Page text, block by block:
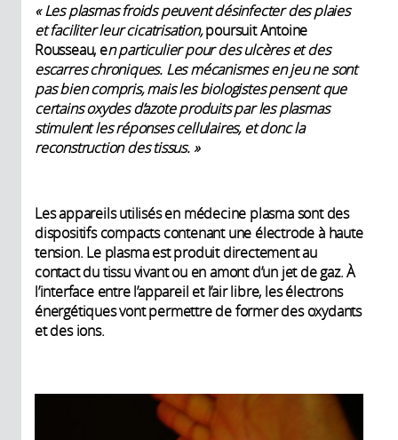
« Les plasmas froids peuvent désinfecter des plaies
et faciliter leur cicatrisation,poursuit Antoine
Rousseau, en particulier pour des ulcères et des
escarres chroniques. Les mécanismes en jeu ne sont
pas bien compris, mais les biologistes pensent que
certains oxydes d’azote produits par les plasmas
stimulent les réponses cellulaires, et donc la
reconstruction des tissus. »
Les appareils utilisés en médecine plasma sont des
dispositifs compacts contenant une électrode à haute
tension. Le plasma est produit directement au
contact du tissu vivant ou en amont d’un jet de gaz. À
l’interface entre l’appareil et l’air libre, les électrons
énergétiques vont permettre de former des oxydants
et des ions.